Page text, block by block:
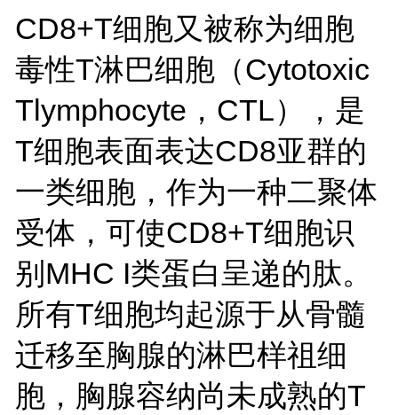
CD8+T细胞又被称为细胞
毒性T淋巴细胞（Cytotoxic
Tlymphocyte，CTL），是
T细胞表面表达CD8亚群的
一类细胞，作为一种二聚体
受体，可使CD8+T细胞识
别MHC I类蛋白呈递的肽。
所有T细胞均起源于从骨髓
迁移至胸腺的淋巴样祖细
胞，胸腺容纳尚未成熟的T